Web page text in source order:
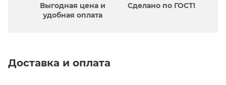
Выгодная цена и
удобная оплата
Сделано по ГОСТ!
Доставка и оплата